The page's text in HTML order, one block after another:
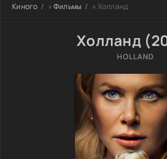
Киного » Фильмы » Холланд
Холланд
HOLLAND